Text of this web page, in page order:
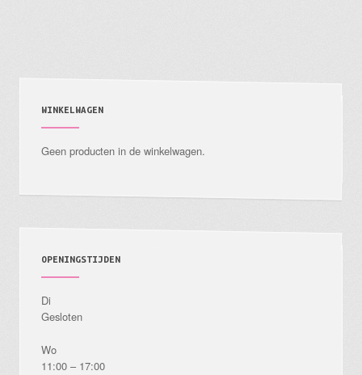
productpagina
WINKELWAGEN
Geen producten in de winkelwagen.
OPENINGSTIJDEN
Di
Gesloten
Wo
11:00 – 17:00